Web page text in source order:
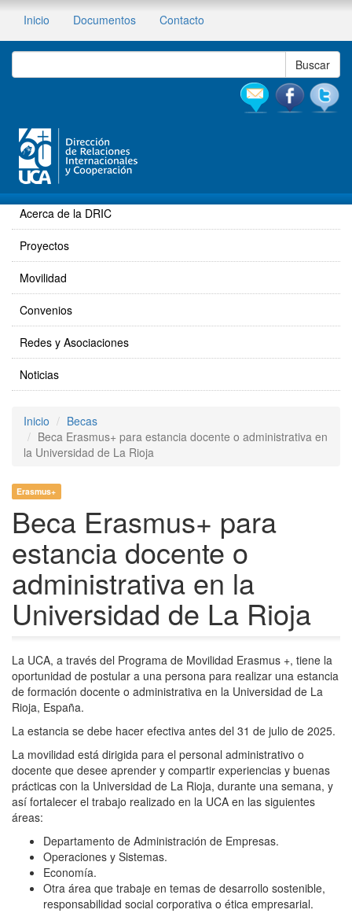
Inicio Documentos Contacto
Acerca de la DRIC
Proyectos
Movilidad
Convenios
Redes y Asociaciones
Noticias
Inicio
Becas
Beca Erasmus+ para estancia docente o administrativa en
la Universidad de La Rioja
Erasmus+
Beca Erasmus+ para
estancia docente o
administrativa en la
Universidad de La Rioja
La UCA, a través del Programa de Movilidad Erasmus +, tiene la
oportunidad de postular a una persona para realizar una estancia
de formación docente o administrativa en la Universidad de La
Rioja, España.
La estancia se debe hacer efectiva antes del 31 de julio de 2025.
La movilidad está dirigida para el personal administrativo o
docente que desee aprender y compartir experiencias y buenas
prácticas con la Universidad de La Rioja, durante una semana, y
así fortalecer el trabajo realizado en la UCA en las siguientes
áreas:
Departamento de Administración de Empresas.
Operaciones y Sistemas.
Economía.
Otra área que trabaje en temas de desarrollo sostenible,
responsabilidad social corporativa o ética empresarial.